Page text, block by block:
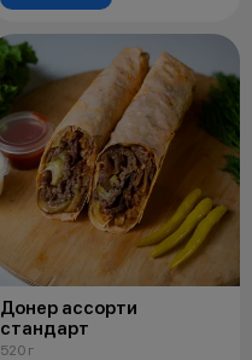
Донер ассорти
стандарт
520 г